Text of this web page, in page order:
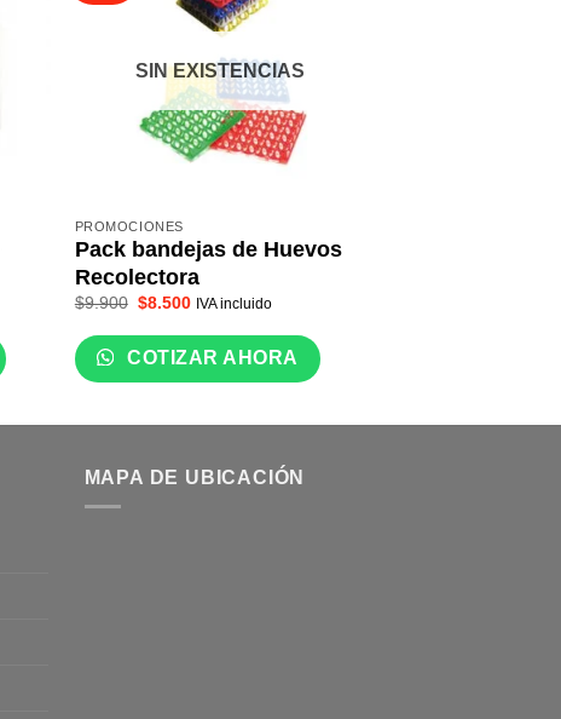
SIN EXISTENCIAS
PROMOCIONES
Pack bandejas de Huevos
Recolectora
$9.900 El
original
era:
$9.900.
$8.500El
actual
es:
$8.500.
IVA incluido
COTIZAR AHORA
MAPA DE UBICACIÓN